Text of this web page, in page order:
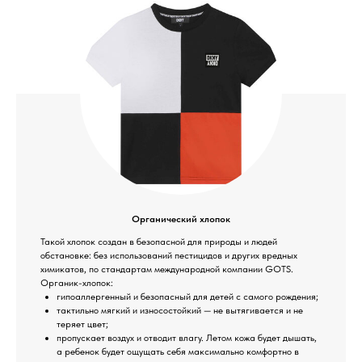
Органический хлопок
Такой хлопок создан в безопасной для природы и людей
обстановке: без использований пестицидов и других вредных
химикатов, по стандартам международной компании GOTS.
Органик-хлопок:
гипоаллергенный и безопасный для детей с самого рождения;
тактильно мягкий и износостойкий — не вытягивается и не
теряет цвет;
пропускает воздух и отводит влагу. Летом кожа будет дышать,
а ребенок будет ощущать себя максимально комфортно в